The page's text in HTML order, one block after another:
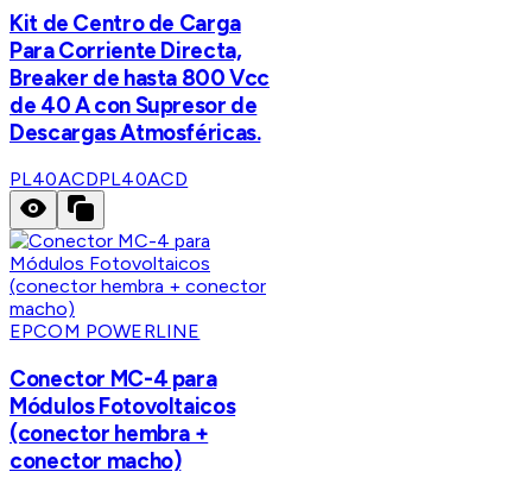
Kit de Centro de Carga
Para Corriente Directa,
Breaker de hasta 800 Vcc
de 40 A con Supresor de
Descargas Atmosféricas.
PL40ACDPL40ACD
EPCOM POWERLINE
Conector MC-4 para
Módulos Fotovoltaicos
(conector hembra +
conector macho)